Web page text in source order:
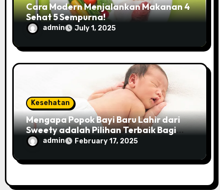
Cara Modern Menjalankan Makanan 4
Sehat 5 Sempurna!
admin July 1, 2025
Kesehatan
Mengapa Popok Bayi Baru Lahir dari
Sweety adalah Pilihan Terbaik Bagi
Orangtua?
admin February 17, 2025